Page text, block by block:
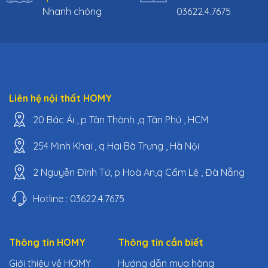
Nhanh chóng
03622.4.7675
Liên hệ nội thất HOMY
20 Bác Ái , p Tân Thành ,q Tân Phú , HCM
254 Minh Khai , q Hai Bà Trưng , Hà Nội
2 Nguyễn Đình Tứ, p Hoà An,q Cẩm Lệ , Đà Nẵng
Hotline : 03622.4.7675
Thông tin HOMY
Giới thiệu về HOMY
Thông tin cần biết
Hướng dẫn mua hàng